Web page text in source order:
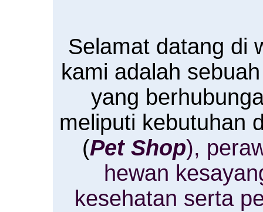
Selamat datang di
kami adalah
yang
meliputi kebutuhan
(Pet Shop),
hewan
kesehatan serta